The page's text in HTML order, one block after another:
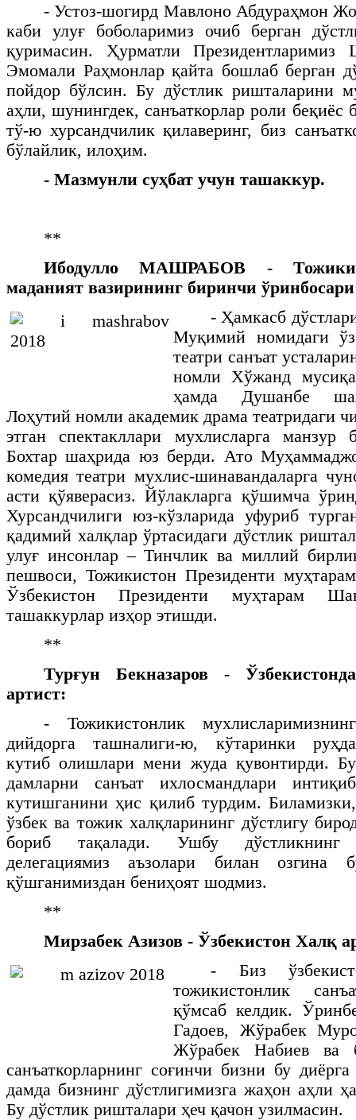
- Устоз-шогирд Мавлоно Абдураҳмон
каби улуғ боболаримиз очиб берган
қуримасин. Ҳурматли
Эмомали Раҳмонлар қайта бошлаб берган
пойдор бўлсин. Бу дўстлик ришталарини
аҳли, шунингдек, санъаткорлар роли
тў-ю хурсандчилик қилаверинг, биз
бўлайлик, илоҳим.
- Мазмунли суҳбат учун ташаккур.
**
Ибодулло МАШРАБОВ -
маданият вазирининг биринчи
- Ҳамкасб
Муқимий номидаги
театри санъат
номли Хўжанд
ҳамда Душанбе
Лоҳутий номли академик драма театридаги
этган спектакллари мухлисларга
Бохтар шаҳрида юз берди. Ато
комедия театри мухлис-шинавандаларга
асти қўяверасиз. Йўлакларга қўшимча
Хурсандчилиги юз-кўзларида уфуриб
қадимий халқлар ўртасидаги дўстлик
улуғ инсонлар – Тинчлик ва миллий
пешвоси, Тожикистон Президенти
Ўзбекистон Президенти муҳтарам
ташаккурлар изҳор этишди.
**
Турғун Бекназаров -
артист:
- Тожикистонлик мухлисларимизнинг
дийдорга ташналиги-ю, кўтаринки руҳда
кутиб олишлари мени жуда қувонтирди. Бу
дамларни санъат ихлосмандлари интиқиб
кутишганини ҳис қилиб турдим. Биламизки,
ўзбек ва тожик халқларининг дўстлигу
бориб тақалади. Ушбу дўстликнинг
делегациямиз аъзолари билан озгина
қўшганимиздан бениҳоят шодмиз.
**
Мирзабек Азизов - Ўзбекистон Халқ
- Биз
тожикистонлик
қўмсаб келдик.
Гадоев, Жўрабек
Жўрабек Набиев ва
санъаткорларнинг соғинчи бизни бу
дамда бизнинг дўстлигимизга жаҳон аҳли
Бу дўстлик ришталари ҳеч қачон узилмасин.